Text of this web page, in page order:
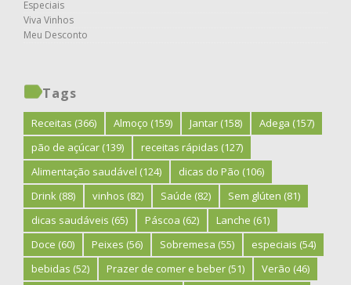
Especiais
Viva Vinhos
Meu Desconto
Tags
Receitas (366) Almoço (159) Jantar (158) Adega (157)
pão de açúcar (139) receitas rápidas (127)
Alimentação saudável (124) dicas do Pão (106)
Drink (88) vinhos (82) Saúde (82) Sem glúten (81)
dicas saudáveis (65) Páscoa (62) Lanche (61)
Doce (60) Peixes (56) Sobremesa (55) especiais (54)
bebidas (52) Prazer de comer e beber (51) Verão (46)